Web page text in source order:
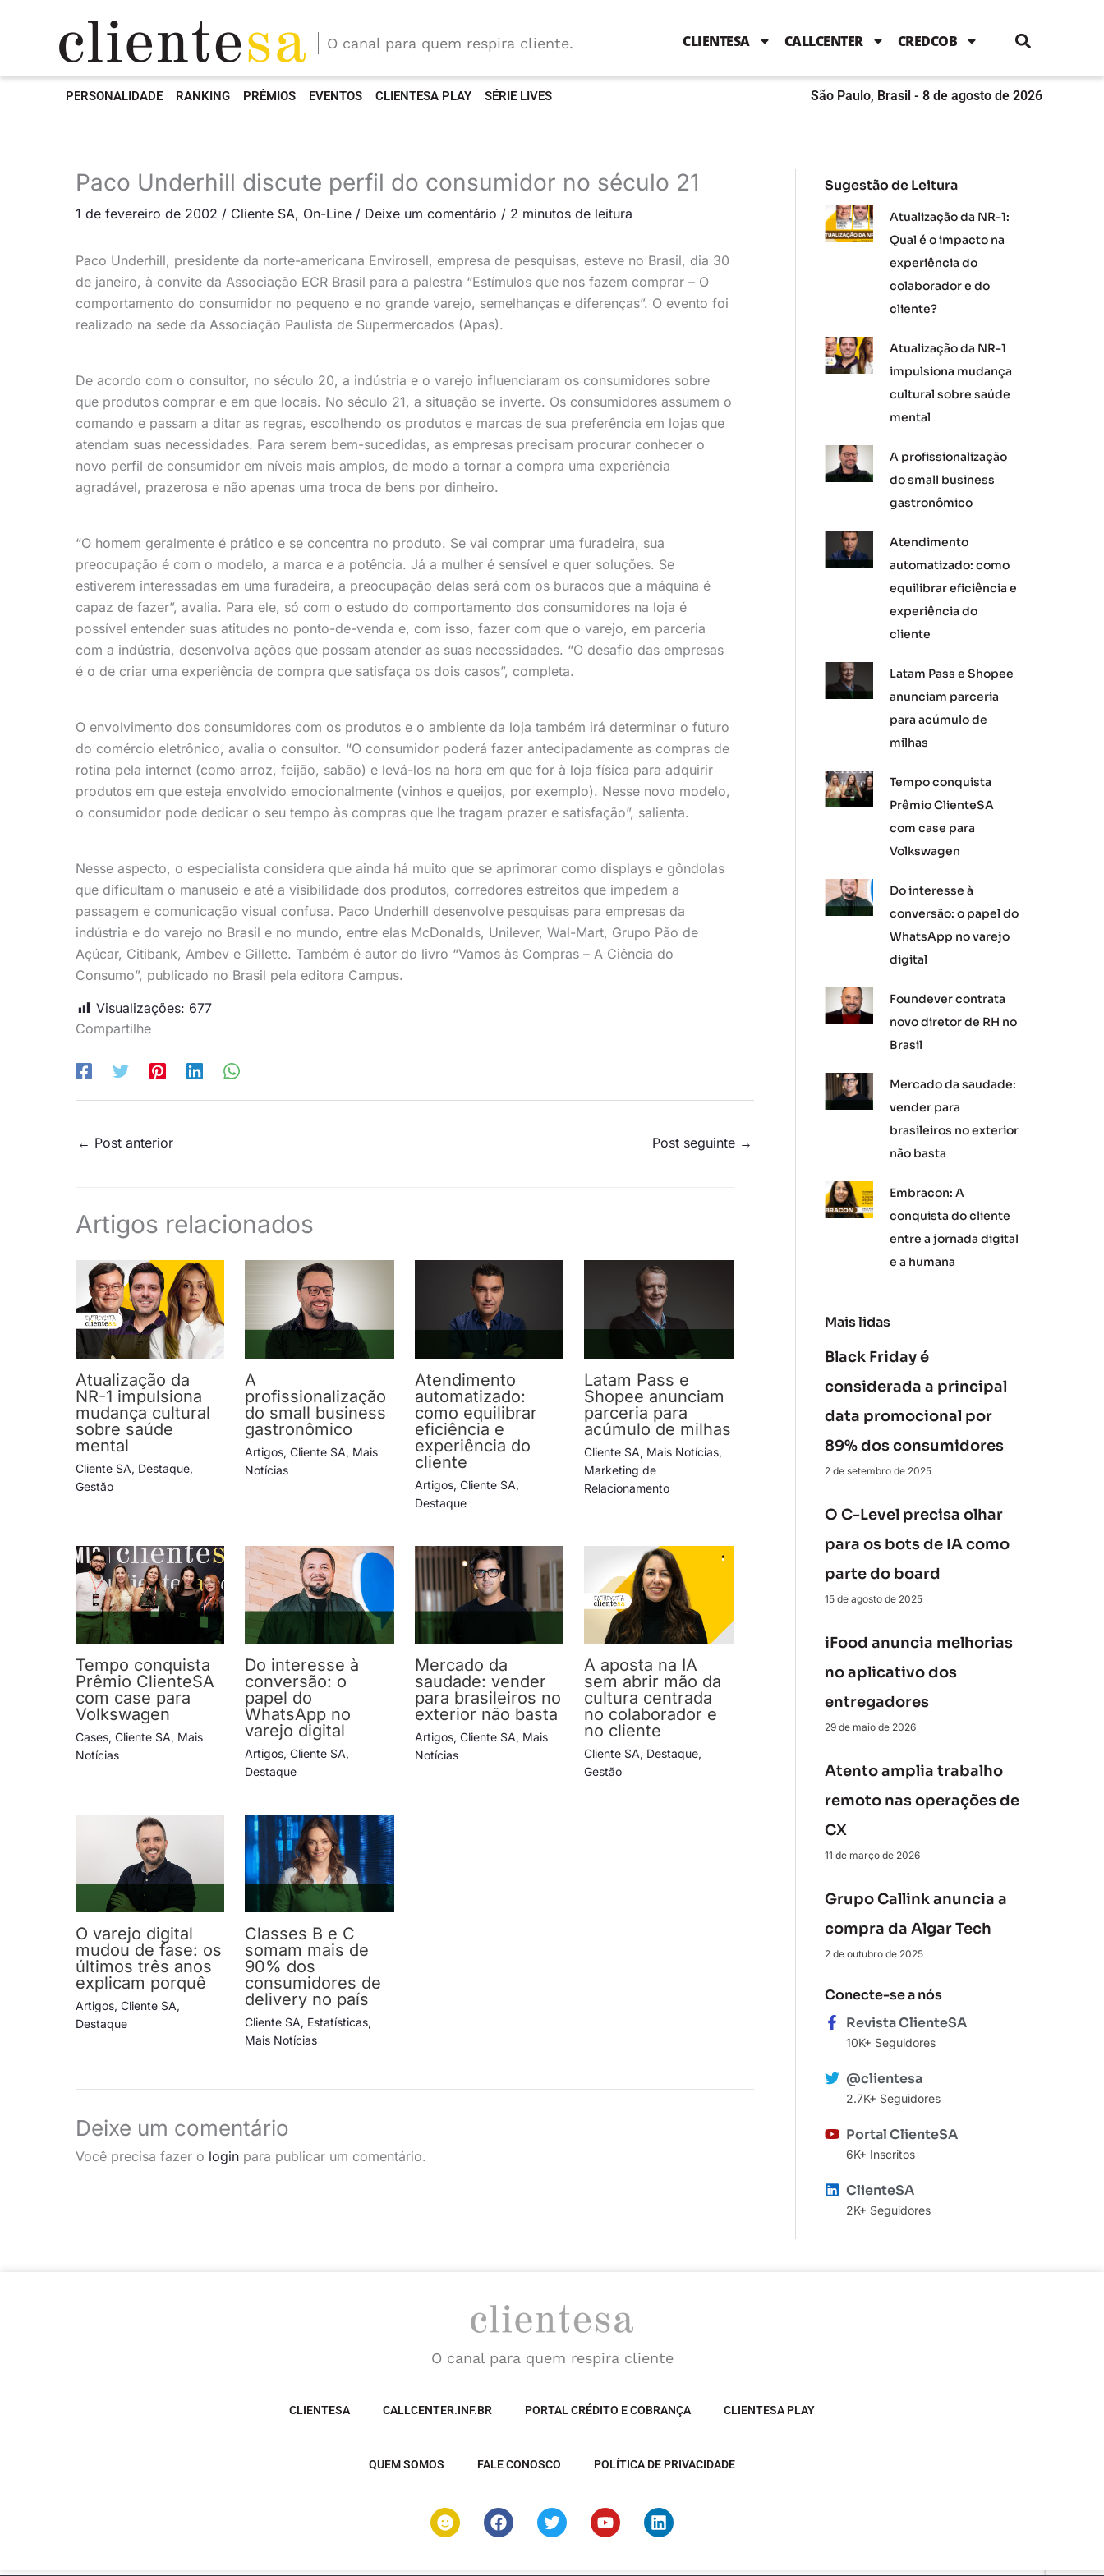
b
o
k
t
e
b
n
g
a
m
O canal para quem respira cliente. CLIENTESA CALLCENTER CREDCOB
PERSONALIDADE RANKING PRÊMIOS EVENTOS CLIENTESA PLAY SÉRIE LIVES São Paulo, Brasil - 8 de agosto de 2026
Paco Underhill discute perfil do consumidor no século 21
1 de fevereiro de 2002 / Cliente SA, On-Line / Deixe um comentário / 2 minutos de leitura
Paco Underhill, presidente da norte-americana Envirosell, empresa de pesquisas, esteve no Brasil, dia 30
de janeiro, à convite da Associação ECR Brasil para a palestra “Estímulos que nos fazem comprar – O
comportamento do consumidor no pequeno e no grande varejo, semelhanças e diferenças”. O evento foi
realizado na sede da Associação Paulista de Supermercados (Apas).
De acordo com o consultor, no século 20, a indústria e o varejo influenciaram os consumidores sobre
que produtos comprar e em que locais. No século 21, a situação se inverte. Os consumidores assumem o
comando e passam a ditar as regras, escolhendo os produtos e marcas de sua preferência em lojas que
atendam suas necessidades. Para serem bem-sucedidas, as empresas precisam procurar conhecer o
novo perfil de consumidor em níveis mais amplos, de modo a tornar a compra uma experiência
agradável, prazerosa e não apenas uma troca de bens por dinheiro.
“O homem geralmente é prático e se concentra no produto. Se vai comprar uma furadeira, sua
preocupação é com o modelo, a marca e a potência. Já a mulher é sensível e quer soluções. Se
estiverem interessadas em uma furadeira, a preocupação delas será com os buracos que a máquina é
capaz de fazer”, avalia. Para ele, só com o estudo do comportamento dos consumidores na loja é
possível entender suas atitudes no ponto-de-venda e, com isso, fazer com que o varejo, em parceria
com a indústria, desenvolva ações que possam atender as suas necessidades. “O desafio das empresas
é o de criar uma experiência de compra que satisfaça os dois casos”, completa.
O envolvimento dos consumidores com os produtos e o ambiente da loja também irá determinar o futuro
do comércio eletrônico, avalia o consultor. “O consumidor poderá fazer antecipadamente as compras de
rotina pela internet (como arroz, feijão, sabão) e levá-los na hora em que for à loja física para adquirir
produtos em que esteja envolvido emocionalmente (vinhos e queijos, por exemplo). Nesse novo modelo,
o consumidor pode dedicar o seu tempo às compras que lhe tragam prazer e satisfação”, salienta.
Nesse aspecto, o especialista considera que ainda há muito que se aprimorar como displays e gôndolas
que dificultam o manuseio e até a visibilidade dos produtos, corredores estreitos que impedem a
passagem e comunicação visual confusa. Paco Underhill desenvolve pesquisas para empresas da
indústria e do varejo no Brasil e no mundo, entre elas McDonalds, Unilever, Wal-Mart, Grupo Pão de
Açúcar, Citibank, Ambev e Gillette. Também é autor do livro “Vamos às Compras – A Ciência do
Consumo”, publicado no Brasil pela editora Campus.
Visualizações: 677
Compartilhe
← Post anterior Post seguinte →
Artigos relacionados
Atualização da
NR-1 impulsiona
mudança cultural
sobre saúde
mental
Cliente SA, Destaque,
Gestão
A
profissionalização
do small business
gastronômico
Artigos,Cliente SA, Mais
Notícias
Atendimento
automatizado:
como equilibrar
eficiência e
experiência do
cliente
Artigos, Cliente SA,
Destaque
Latam Pass e
Shopee anunciam
parceria para
acúmulo de milhas
Cliente SA, Mais Notícias,
Marketing de
Relacionamento
Tempo conquista
Prêmio ClienteSA
com case para
Volkswagen
Cases, Cliente SA, Mais
Notícias
Do interesse à
conversão: o
papel do
WhatsApp no
varejo digital
Artigos,Cliente SA,
Destaque
Mercado da
saudade: vender
para brasileiros no
exterior não basta
Artigos, Cliente SA, Mais
Notícias
A aposta na IA
sem abrir mão da
cultura centrada
no colaborador e
no cliente
Cliente SA, Destaque,
Gestão
O varejo digital
mudou de fase: os
últimos três anos
explicam porquê
Artigos, Cliente SA,
Destaque
Classes B e C
somam mais de
90% dos
consumidores de
delivery no país
Cliente SA, Estatísticas,
Mais Notícias
Deixe um comentário
Você precisa fazer o login para publicar um comentário.
Sugestão de Leitura
Atualização da NR-1:
Qual é o impacto na
experiência do
colaborador e do
cliente?
Atualização da NR-1
impulsiona mudança
cultural sobre saúde
mental
A profissionalização
do small business
gastronômico
Atendimento
automatizado: como
equilibrar eficiência e
experiência do
cliente
Latam Pass e Shopee
anunciam parceria
para acúmulo de
milhas
Tempo conquista
Prêmio ClienteSA
com case para
Volkswagen
Do interesse à
conversão: o papel do
WhatsApp no varejo
digital
Foundever contrata
novo diretor de RH no
Brasil
Mercado da saudade:
vender para
brasileiros no exterior
não basta
Embracon: A
conquista do cliente
entre a jornada digital
e a humana
Mais lidas
Black Friday é
considerada a principal
data promocional por
89% dos consumidores
2 de setembro de 2025
O C-Level precisa olhar
para os bots de IA como
parte do board
15 de agosto de 2025
iFood anuncia melhorias
no aplicativo dos
entregadores
29 de maio de 2026
Atento amplia trabalho
remoto nas operações de
CX
11 de março de 2026
Grupo Callink anuncia a
compra da Algar Tech
2 de outubro de 2025
Conecte-se a nós
Revista ClienteSA
10K+ Seguidores
@clientesa
2.7K+ Seguidores
Portal ClienteSA
6K+ Inscritos
ClienteSA
2K+ Seguidores
O canal para quem respira cliente
CLIENTESA CALLCENTER.INF.BR PORTAL CRÉDITO E COBRANÇA CLIENTESA PLAY
QUEM SOMOS FALE CONOSCO POLÍTICA DE PRIVACIDADE
S
m
F
a
T
w
Y
o
L
i